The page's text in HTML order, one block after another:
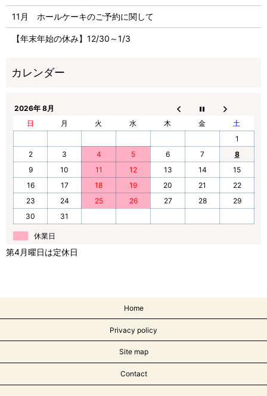
11月 ホールケーキのご予約に関して
【年末年始の休み】12/30～1/3
2026年 8月
日
月 火 水 木 金
土
1
2
3 4 5 6 7
8
9
10 11 12 13 14
15
16
17 18 19 20 21
22
23
24 25 26 27 28
29
30
31
休業日
第4月曜日は定休日
Home
Privacy policy
Site map
Contact